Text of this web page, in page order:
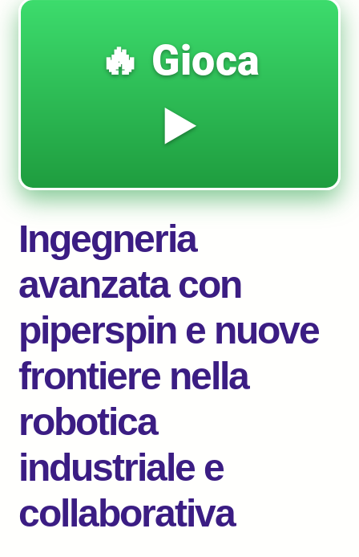
🔥 Gioca
▶️
Ingegneria
avanzata con
piperspin e nuove
frontiere nella
robotica
industriale e
collaborativa